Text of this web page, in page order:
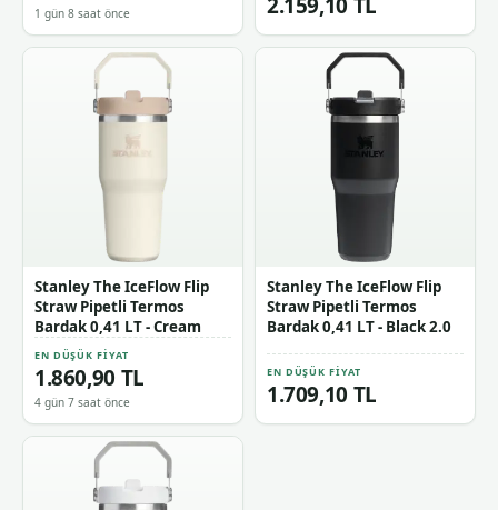
1 gün 8 saat önce
Stanley The IceFlow Flip
Straw Pipetli Termos
Bardak 0,41 LT - Cream
EN DÜŞÜK FIYAT
1.860,90 TL
4 gün 7 saat önce
Stanley The IceFlow Flip
Straw Pipetli Termos
Bardak 0,41 LT - Black 2.0
EN DÜŞÜK FIYAT
1.709,10 TL